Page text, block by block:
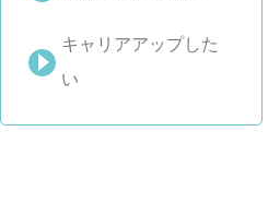
キャリアアップした
い